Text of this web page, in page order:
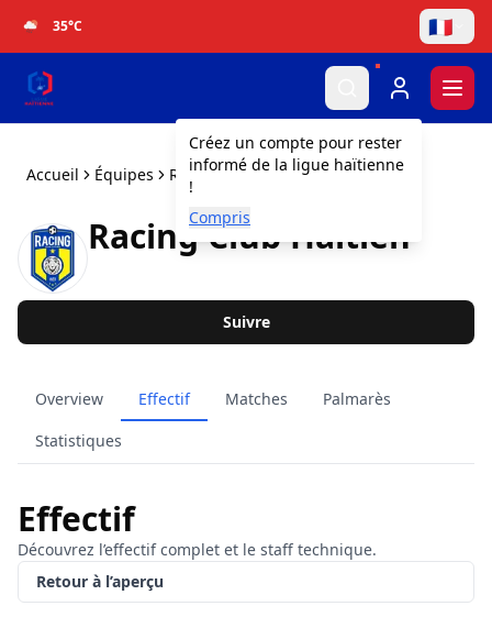
35°C 🇫🇷
Créez un compte pour rester
informé de la ligue haïtienne
!
Compris
Accueil Équipes Racing Club Haïtien
Racing Club Haïtien
Suivre
Overview Effectif Matches
Palmarès
Statistiques
Effectif
Découvrez l’effectif complet et le staff technique.
Retour à l’aperçu